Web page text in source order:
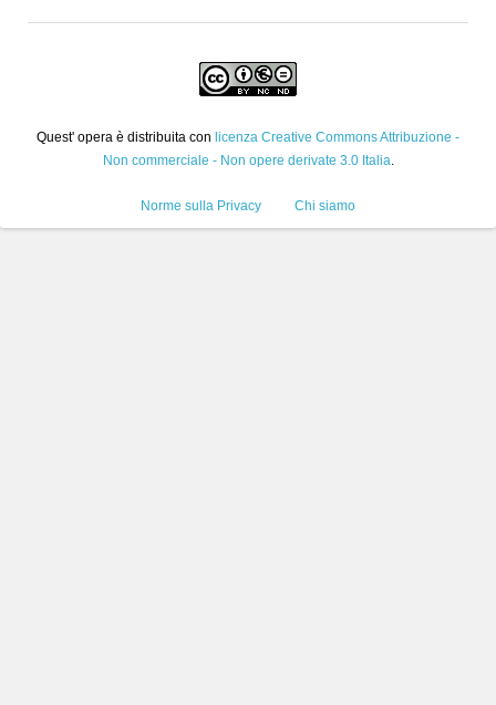
Quest' opera è distribuita con licenza Creative Commons Attribuzione -
Non commerciale - Non opere derivate 3.0 Italia.
Norme sulla Privacy Chi siamo